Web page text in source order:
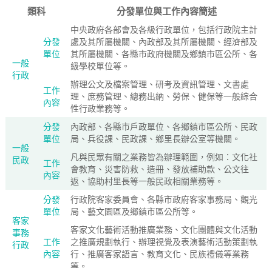
類科 分發單位與工作內容簡述
一般
行政
分發
單位
中央政府各部會及各級行政單位，包括行政院主計
處及其所屬機關、內政部及其所屬機關、經濟部及
其所屬機關、各縣市政府機關及鄉鎮市區公所、各
級學校單位等。
工作
內容
辦理公文及檔案管理、研考及資訊管理、文書處
理、庶務管理、總務出納、勞保、健保等一般綜合
性行政業務等。
一般
民政
分發
單位
內政部、各縣市戶政單位、各鄉鎮市區公所、民政
局、兵役課、民政課、鄉里長辦公室等機關。
工作
內容
凡與民眾有關之業務皆為辦理範圍，例如：文化社
會教育、災害防救、造冊、發放補助款、公文往
返、協助村里長等一般民政相關業務等。
客家
事務
行政
分發
單位
行政院客家委員會、各縣市政府客家事務局、觀光
局、藝文園區及鄉鎮市區公所等。
工作
內容
客家文化藝術活動推廣業務、文化團體與文化活動
之推廣規劃執行、辦理視覺及表演藝術活動策劃執
行、推廣客家語言、教育文化、民族禮儀等業務